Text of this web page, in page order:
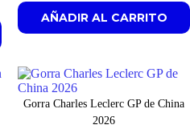
AÑADIR AL CARRITO
Gorra Charles Leclerc GP de China
2026